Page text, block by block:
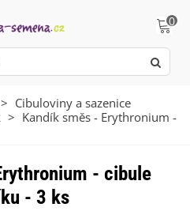
0
> Cibuloviny a sazenice
> Kandík směs - Erythronium -
- cibule
- 3 ks